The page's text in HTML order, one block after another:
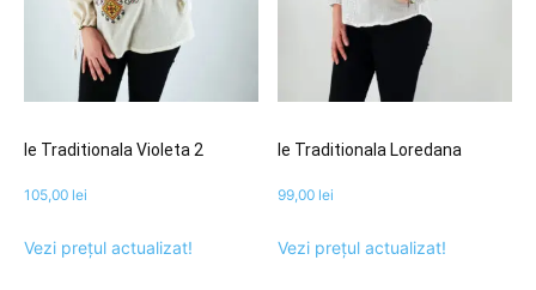
Ie Traditionala Violeta 2
105,00 lei
Vezi prețul actualizat!
Ie Traditionala Loredana
99,00 lei
Vezi prețul actualizat!